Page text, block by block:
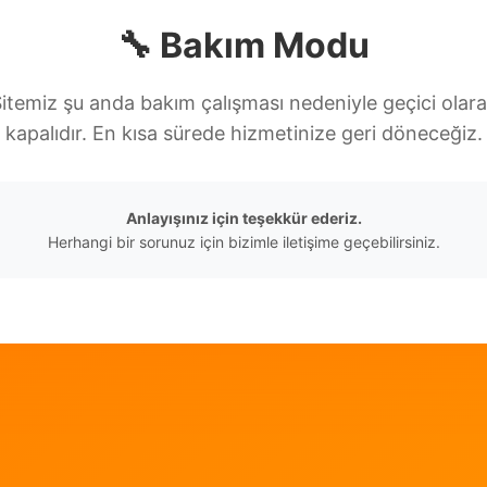
🔧 Bakım Modu
şu anda bakım çalışması nedeniyle geçici
kapalıdır. En kısa sürede hizmetinize geri döneceğiz.
Anlayışınız için teşekkür ederiz.
Herhangi bir sorunuz için bizimle iletişime geçebilirsiniz.